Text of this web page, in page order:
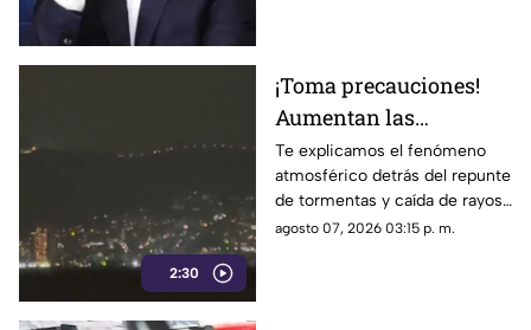
2:30
¡Toma precauciones!
Aumentan las
tormentas eléctricas y
lluvias intensas en
Acapulco
Te explicamos el fenómeno
atmosférico detrás del repunte
de tormentas y caída de rayos
en el puerto.
agosto 07, 2026 03:15 p. m.